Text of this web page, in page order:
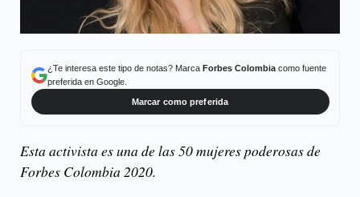
¿Te interesa este tipo de notas? Marca Forbes Colombiacomo fuente
preferida en Google.
Marcar como preferida
Esta activista es una de las 50 mujeres poderosas de
Forbes Colombia 2020.